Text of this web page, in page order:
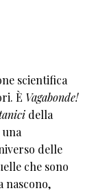
scientifica
È Vagabonde!
della
delle
che sono
nascono,